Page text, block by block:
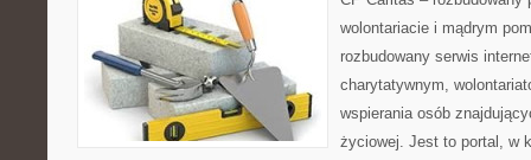
wolontariacie i mądrym
rozbudowany serwis
charytatywnym,
wspierania osób
życiowej. Jest to portal, w